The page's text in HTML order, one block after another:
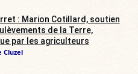
: Marion Cotillard, soutien
de la Terre,
par les agriculteurs
Cluzel